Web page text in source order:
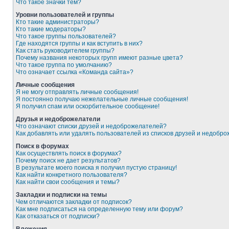
Что такое значки тем?
Уровни пользователей и группы
Кто такие администраторы?
Кто такие модераторы?
Что такое группы пользователей?
Где находятся группы и как вступить в них?
Как стать руководителем группы?
Почему названия некоторых групп имеют разные цвета?
Что такое группа по умолчанию?
Что означает ссылка «Команда сайта»?
Личные сообщения
Я не могу отправлять личные сообщения!
Я постоянно получаю нежелательные личные сообщения!
Я получил спам или оскорбительное сообщение!
Друзья и недоброжелатели
Что означают списки друзей и недоброжелателей?
Как добавлять или удалять пользователей из списков друзей и
Поиск в форумах
Как осуществлять поиск в форумах?
Почему поиск не дает результатов?
В результате моего поиска я получил пустую страницу!
Как найти конкретного пользователя?
Как найти свои сообщения и темы?
Закладки и подписки на темы
Чем отличаются закладки от подписок?
Как мне подписаться на определенную тему или форум?
Как отказаться от подписки?